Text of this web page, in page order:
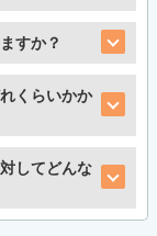
すか？
くらいかか
してどんな